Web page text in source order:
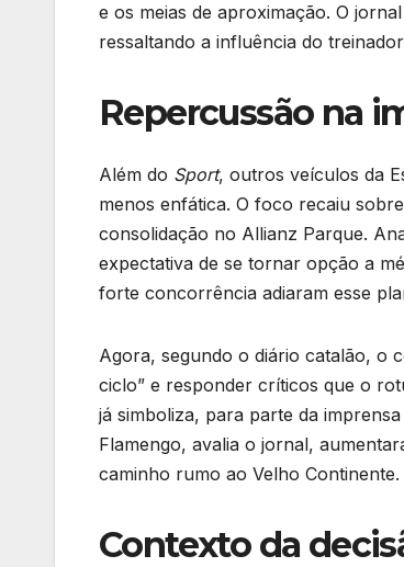
e os meias de aproximação. O
ressaltando a influência do
Repercussão na
Além do Sport, outros veículos da
menos enfática. O foco recaiu
consolidação no Allianz Parque.
expectativa de se tornar opção a
forte concorrência adiaram esse
Agora, segundo o diário catalão, o
ciclo” e responder críticos que o
já simboliza, para parte da
Flamengo, avalia o jornal,
caminho rumo ao Velho Continente.
Contexto da